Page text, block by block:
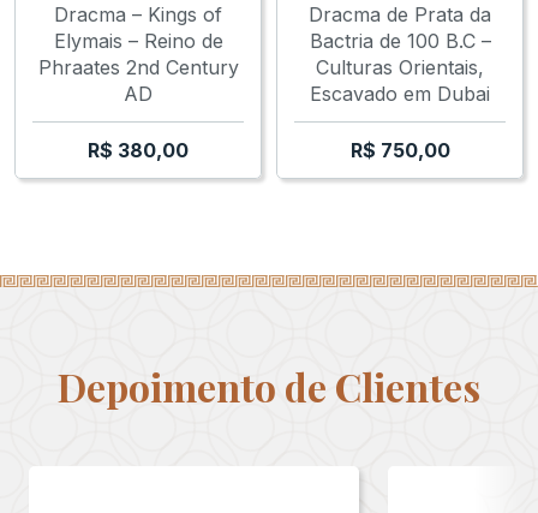
Dracma – Kings of
Elymais – Reino de
Phraates 2nd Century
AD
R$ 380,00
Dracma de Prata da
Bactria de 100 B.C –
Culturas Orientais,
Escavado em Dubai
R$ 750,00
Depoimento de Clientes